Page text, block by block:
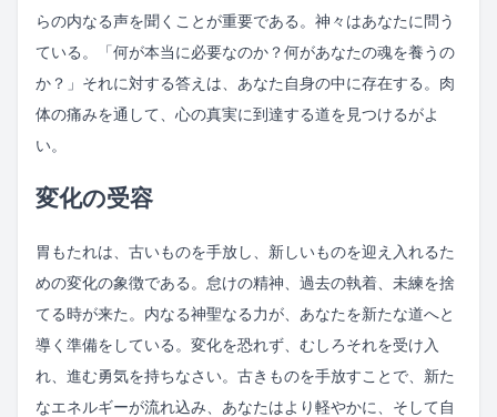
らの内なる声を聞くことが重要である。神々はあなたに問う
ている。「何が本当に必要なのか？何があなたの魂を養うの
か？」それに対する答えは、あなた自身の中に存在する。肉
体の痛みを通して、心の真実に到達する道を見つけるがよ
い。
変化の受容
胃もたれは、古いものを手放し、新しいものを迎え入れるた
めの変化の象徴である。怠けの精神、過去の執着、未練を捨
てる時が来た。内なる神聖なる力が、あなたを新たな道へと
導く準備をしている。変化を恐れず、むしろそれを受け入
れ、進む勇気を持ちなさい。古きものを手放すことで、新た
なエネルギーが流れ込み、あなたはより軽やかに、そして自